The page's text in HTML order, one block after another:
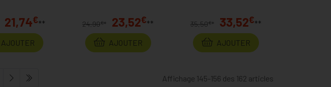
21,74€**
AJOUTER
24,90€* 23,52€**
AJOUTER
35,50€ * 33,52€**
AJOUTER
Affichage 145-156 des 162 articles